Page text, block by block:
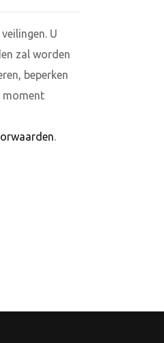
U
zal worden
beperken
moment
.